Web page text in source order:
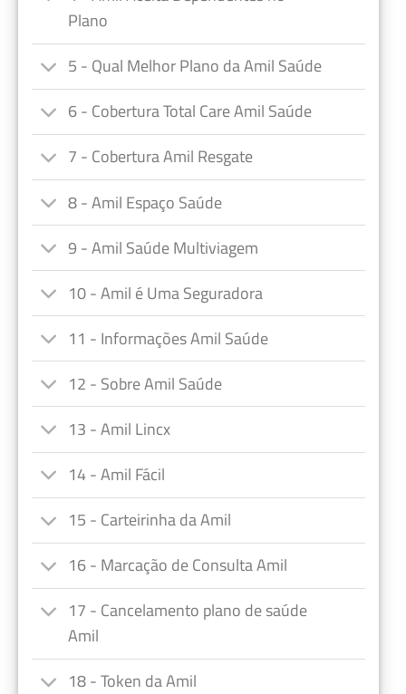
Plano
5 - Qual Melhor Plano da Amil Saúde
6 - Cobertura Total Care Amil Saúde
7 - Cobertura Amil Resgate
8 - Amil Espaço Saúde
9 - Amil Saúde Multiviagem
10 - Amil é Uma Seguradora
11 - Informações Amil Saúde
12 - Sobre Amil Saúde
13 - Amil Lincx
14 - Amil Fácil
15 - Carteirinha da Amil
16 - Marcação de Consulta Amil
17 - Cancelamento plano de saúde
Amil
18 - Token da Amil